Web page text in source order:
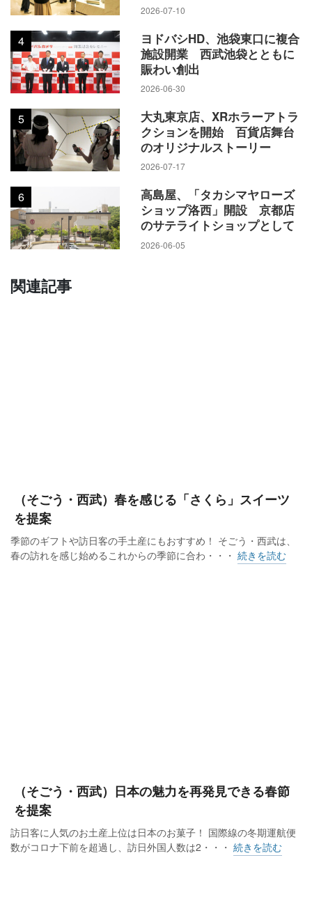
2026-07-10
4
ヨドバシHD、池袋東口に複合
施設開業 西武池袋とともに
賑わい創出
2026-06-30
5
大丸東京店、XRホラーアトラ
クションを開始 百貨店舞台
のオリジナルストーリー
2026-07-17
6
高島屋、「タカシマヤローズ
ショップ洛西」開設 京都店
のサテライトショップとして
2026-06-05
関連記事
（そごう・西武）春を感じる「さくら」スイーツ
を提案
季節のギフトや訪日客の手土産にもおすすめ！ そごう・西武は、
春の訪れを感じ始めるこれからの季節に合わ・・・ 続きを読む
（そごう・西武）日本の魅力を再発見できる春節
を提案
訪日客に人気のお土産上位は日本のお菓子！ 国際線の冬期運航便
数がコロナ下前を超過し、訪日外国人数は2・・・ 続きを読む